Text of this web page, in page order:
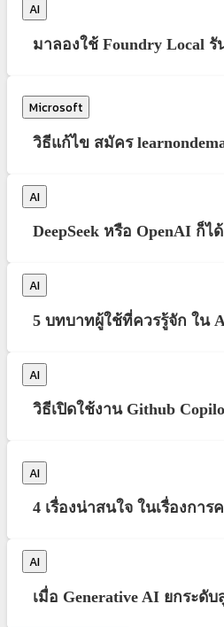
AI
มาลองใช้ Foundry Local
Microsoft
วิธีแก้ไข สมัคร
AI
DeepSeek หรือ OpenAI ก็ไ
AI
5 บทบาทผู้ใช้ที่ควรรู้จัก ใน
AI
วิธีเปิดใช้งาน Github
AI
4 เรื่องน่าสนใจ ในเรื่องกา
AI
เมื่อ Generative AI ยกระดั